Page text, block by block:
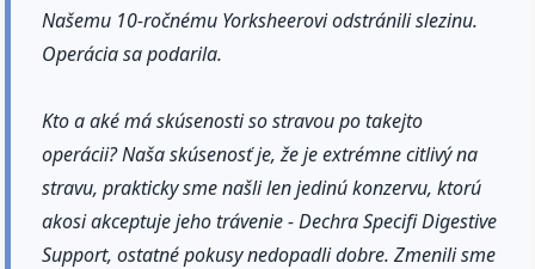
Našemu 10-ročnému Yorksheerovi odstránili slezinu.
Operácia sa podarila.
Kto a aké má skúsenosti so stravou po takejto
operácii? Naša skúsenosť je, že je extrémne citlivý na
stravu, prakticky sme našli len jedinú konzervu, ktorú
akosi akceptuje jeho trávenie - Dechra Specifi Digestive
Support, ostatné pokusy nedopadli dobre. Zmenili sme